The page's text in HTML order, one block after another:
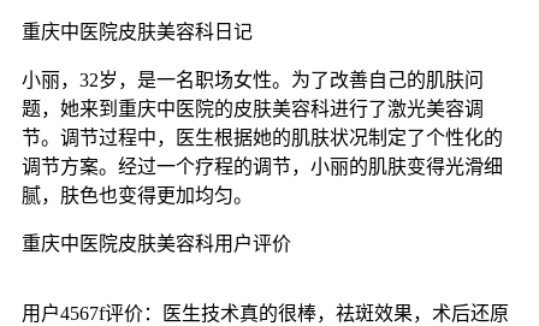
重庆中医院皮肤美容科日记
小丽，32岁，是一名职场女性。为了改善自己的肌肤问
题，她来到重庆中医院的皮肤美容科进行了激光美容调
节。调节过程中，医生根据她的肌肤状况制定了个性化的
调节方案。经过一个疗程的调节，小丽的肌肤变得光滑细
腻，肤色也变得更加均匀。
重庆中医院皮肤美容科用户评价
用户4567f评价：医生技术真的很棒，祛斑效果，术后还原